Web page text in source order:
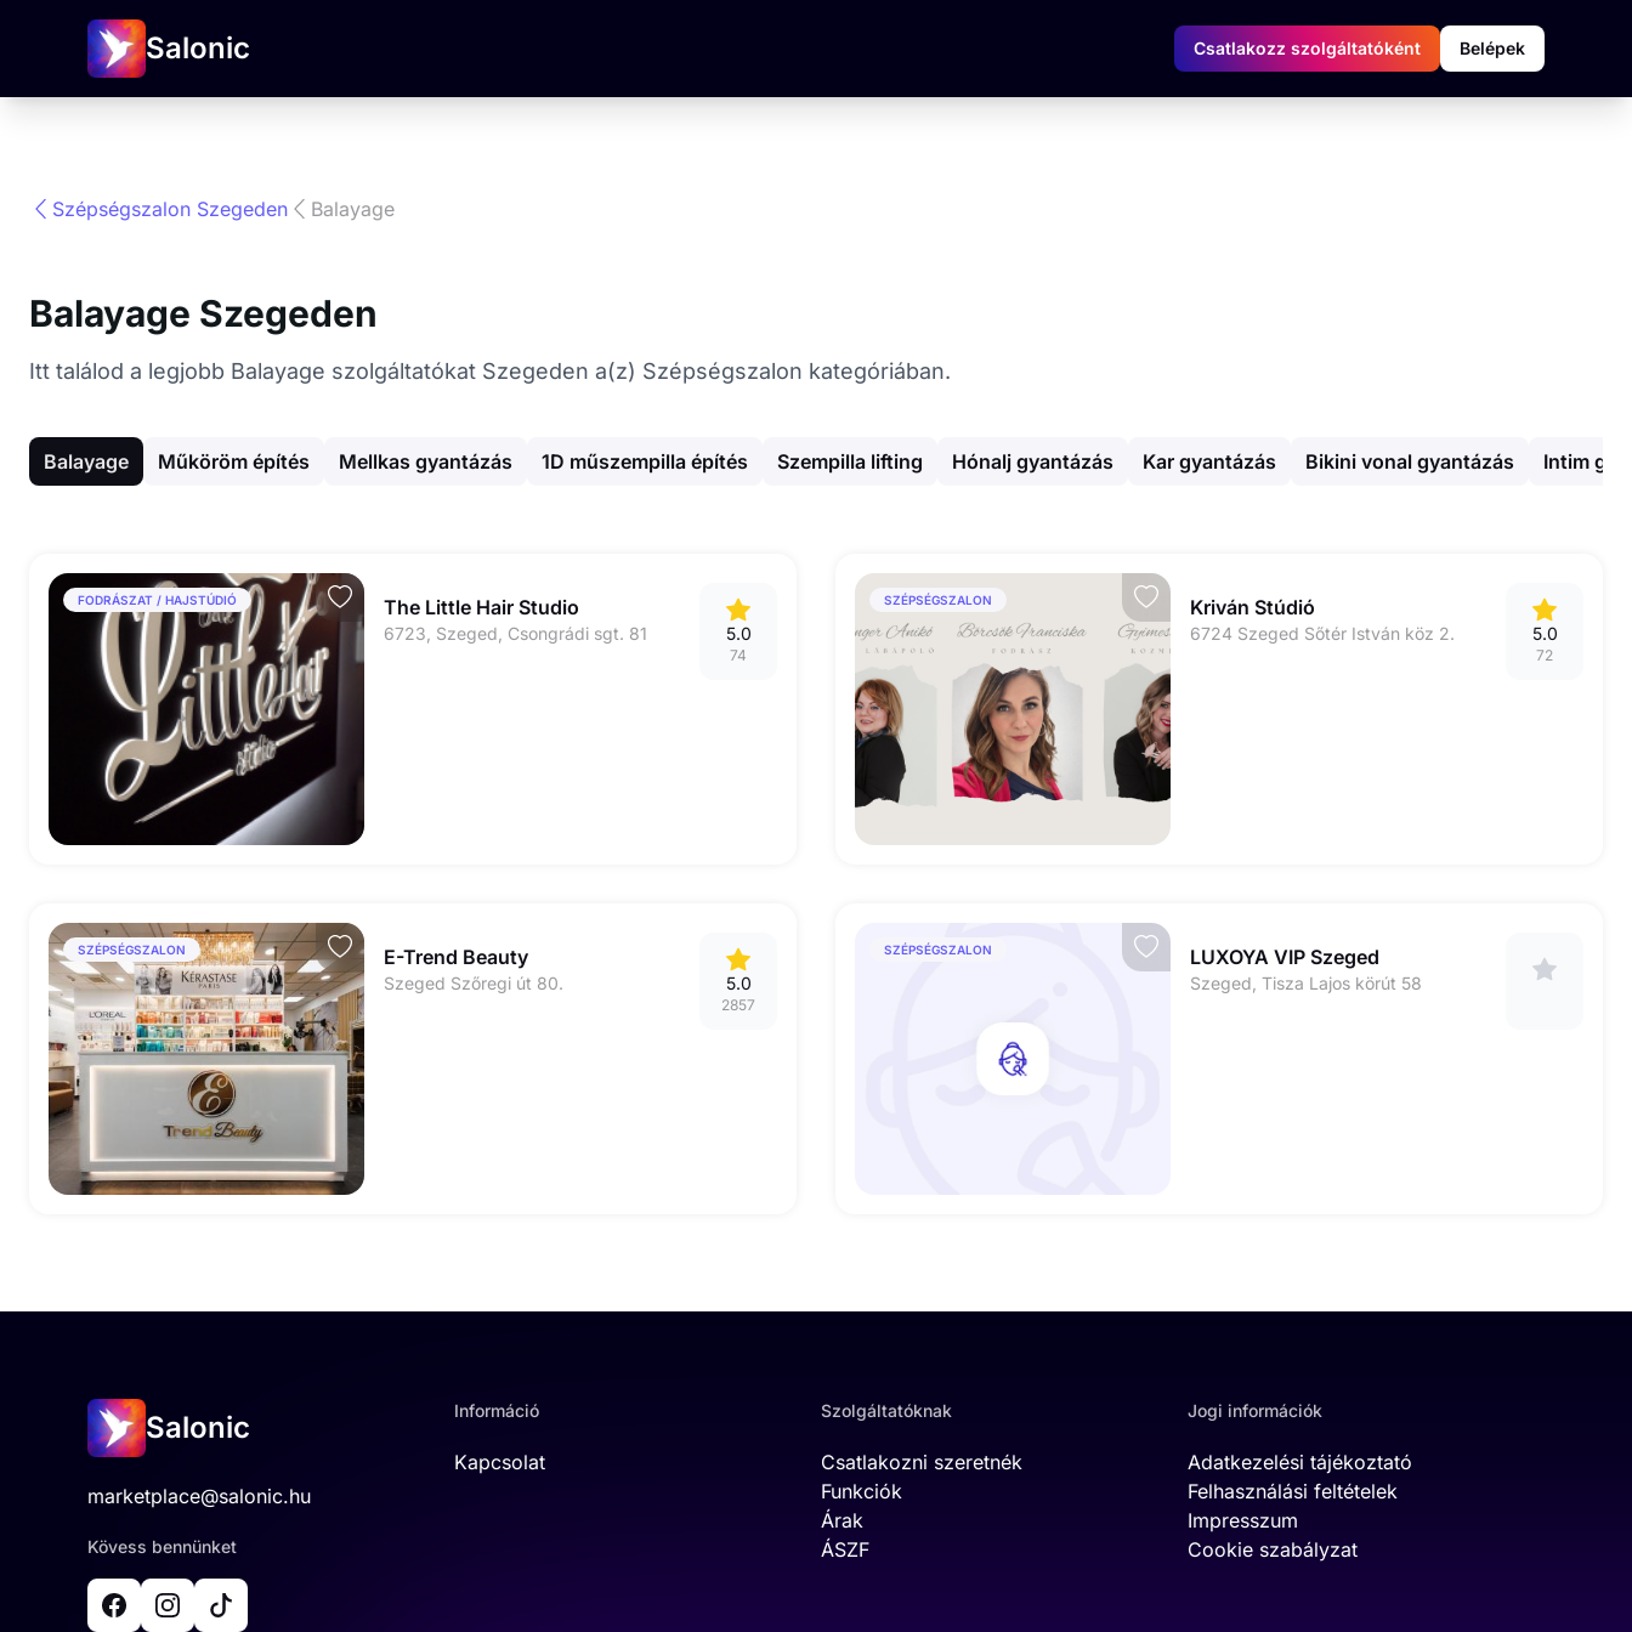
Salonic Csatlakozz szolgáltatóként Belépek
Szépségszalon Szegeden Balayage
Balayage Szegeden
Itt találod a legjobb Balayage szolgáltatókat Szegeden a(z) Szépségszalon kategóriában.
Balayage Műköröm építés Mellkas gyantázás 1D műszempilla építés Szempilla lifting Hónalj gyantázás Kar gyantázás Bikini vonal gyantázás Intim
FODRÁSZAT / HAJSTÚDIÓ The Little Hair Studio
6723, Szeged, Csongrádi sgt. 81 5.0
74
SZÉPSÉGSZALON Kriván Stúdió
6724 Szeged Sőtér István köz 2. 5.0
72
SZÉPSÉGSZALON E-Trend Beauty
Szeged Szőregi út 80. 5.0
2857
SZÉPSÉGSZALON LUXOYA VIP Szeged
Szeged, Tisza Lajos körút 58
Salonic
marketplace@salonic.hu
Kövess bennünket
Információ
Kapcsolat
Szolgáltatóknak
Csatlakozni szeretnék
Funkciók
Árak
ÁSZF
Jogi információk
Adatkezelési tájékoztató
Felhasználási feltételek
Impresszum
Cookie szabályzat